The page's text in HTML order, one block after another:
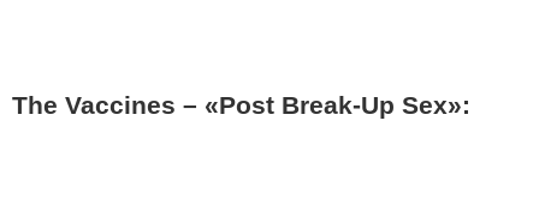
The Vaccines – «Post Break-Up Sex»: